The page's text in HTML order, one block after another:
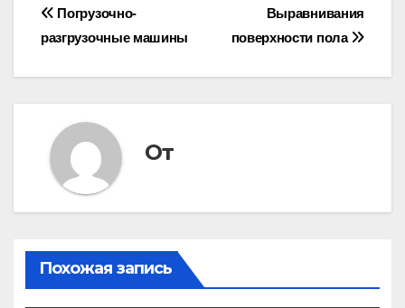
Навигация
по
Выравнивания
поверхности пола
Погрузочно-
разгрузочные машины
От
Похожая запись